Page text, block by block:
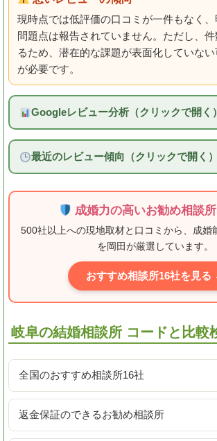
現時点では低評価の口コミが一件もなく
問題点は報告されていません。ただし、
るため、潜在的な課題が表面化していな
が必要です。
Googleレビュー分析（クリックで開く）
最近のレビュー傾向（クリックで開く）
成婚力の高いお勧め相談
500社以上への現地取材と口コミから、成婚
を岡田が厳選しています。
おすすめ相談所16社を見る
岐阜の結婚相談所 コードと比較
全国のおすすめ相談所16社
返金保証のできるお勧め相談所